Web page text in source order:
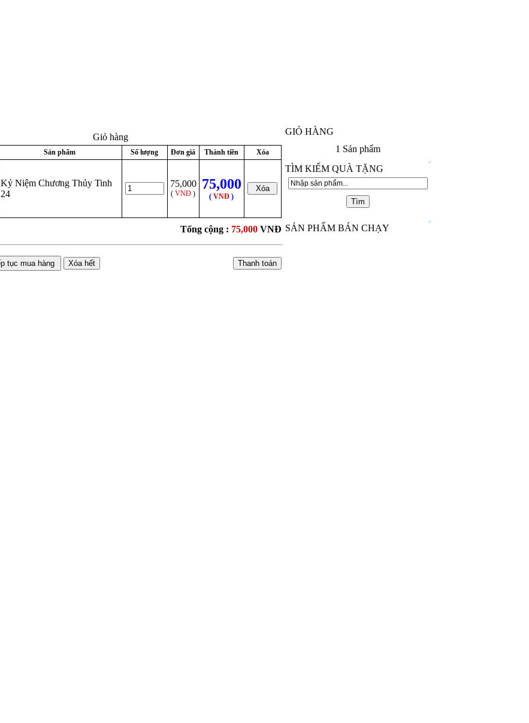
Giỏ hàng
Sản phẩm Số lượng Đơn giá Thành tiền Xóa
Kỷ Niệm Chương Thủy Tinh
24
75,000
( VNĐ )
75,000
( VNĐ )
Tổng cộng : 75,000 VNĐ
GIỎ HÀNG
1 Sản phẩm
TÌM KIẾM QUÀ TẶNG
SẢN PHẨM BÁN CHẠY